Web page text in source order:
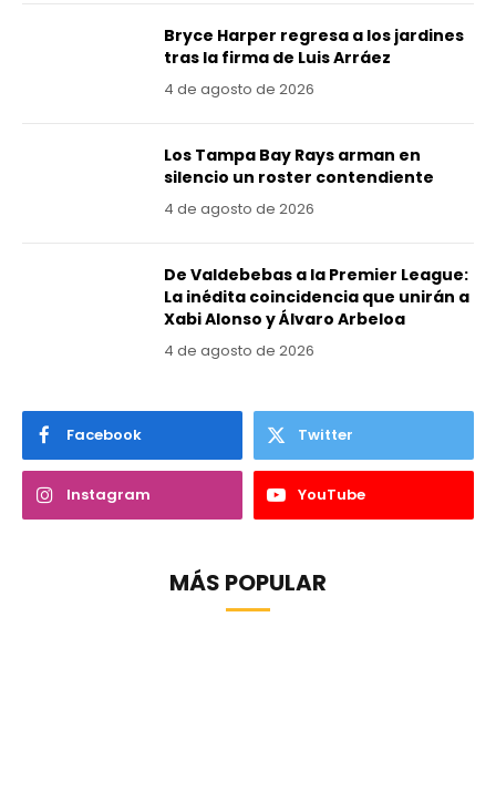
Bryce Harper regresa a los jardines
tras la firma de Luis Arráez
4 de agosto de 2026
Los Tampa Bay Rays arman en
silencio un roster contendiente
4 de agosto de 2026
De Valdebebas a la Premier League:
La inédita coincidencia que unirán a
Xabi Alonso y Álvaro Arbeloa
4 de agosto de 2026
Facebook Twitter
Instagram YouTube
MÁS POPULAR